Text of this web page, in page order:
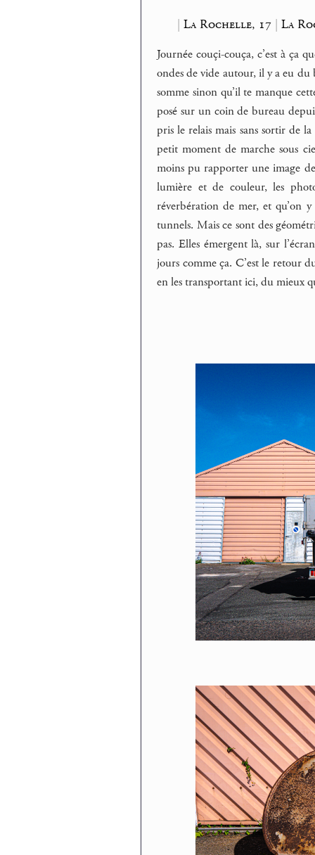
| La Rochelle, 17| La
Journée couçi-couça, c’est à ça
ondes de vide autour, il y a eu
somme sinon qu’il te manque
posé sur un coin de bureau
pris le relais mais sans sortir de
petit moment de marche sous
moins pu rapporter une image
lumière et de couleur, les
réverbération de mer, et qu’on
tunnels. Mais ce sont des
pas. Elles émergent là, sur
jours comme ça. C’est le retour
en les transportant ici, du mieux